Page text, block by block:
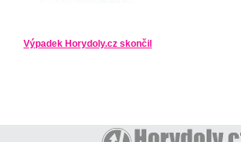
Výpadek Horydoly.cz skončil